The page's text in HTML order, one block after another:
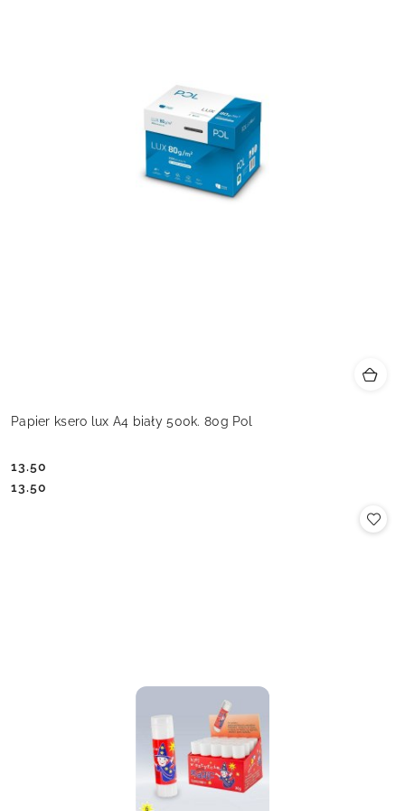
Papier ksero lux A4 biały 500k. 80g Pol
Cena:
13.50
Cena:
13.50